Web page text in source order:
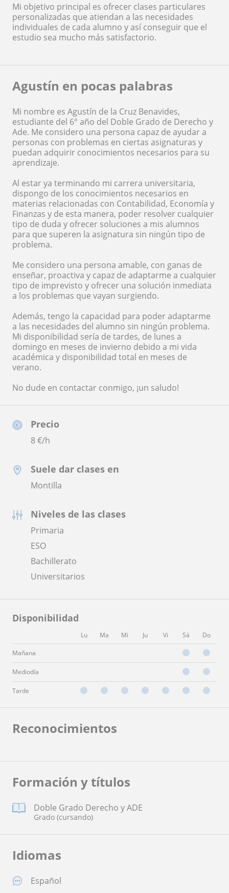
Precio
8€/h
Suele dar clases en
Montilla
Niveles de las clases
Primaria
ESO
Bachillerato
Universitarios
Disponibilidad
Lu Ma Mi Ju Vi Sá Do
Mañana
Mediodía
Tarde
Mi objetivo principal es ofrecer clases particulares
personalizadas que atiendan a las necesidades
individuales de cada alumno y así conseguir que el
estudio sea mucho más satisfactorio.
Agustín en pocas palabras
Mi nombre es Agustín de la Cruz Benavides,
estudiante del 6° año del Doble Grado de Derecho y
Ade. Me considero una persona capaz de ayudar a
personas con problemas en ciertas asignaturas y
puedan adquirir conocimientos necesarios para su
aprendizaje.
Al estar ya terminando mi carrera universitaria,
dispongo de los conocimientos necesarios en
materias relacionadas con Contabilidad, Economía y
Finanzas y de esta manera, poder resolver cualquier
tipo de duda y ofrecer soluciones a mis alumnos
para que superen la asignatura sin ningún tipo de
problema.
Me considero una persona amable, con ganas de
enseñar, proactiva y capaz de adaptarme a cualquier
tipo de imprevisto y ofrecer una solución inmediata
a los problemas que vayan surgiendo.
Además, tengo la capacidad para poder adaptarme
a las necesidades del alumno sin ningún problema.
Mi disponibilidad sería de tardes, de lunes a
domingo en meses de invierno debido a mi vida
académica y disponibilidad total en meses de
verano.
No dude en contactar conmigo, ¡un saludo!
Reconocimientos
Formación y títulos
Doble Grado Derecho y ADE
Grado (cursando)
Idiomas
Español